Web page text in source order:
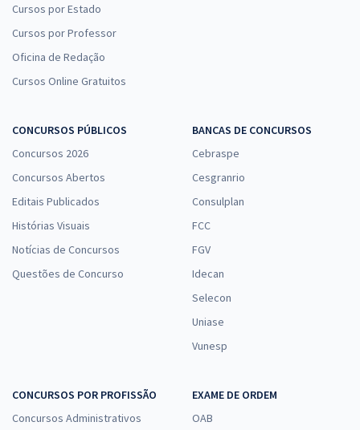
Cursos por Estado
Cursos por Professor
Oficina de Redação
Cursos Online Gratuitos
CONCURSOS PÚBLICOS
Concursos 2026
Concursos Abertos
Editais Publicados
Histórias Visuais
Notícias de Concursos
Questões de Concurso
BANCAS DE CONCURSOS
Cebraspe
Cesgranrio
Consulplan
FCC
FGV
Idecan
Selecon
Uniase
Vunesp
CONCURSOS POR PROFISSÃO
Concursos Administrativos
EXAME DE ORDEM
OAB